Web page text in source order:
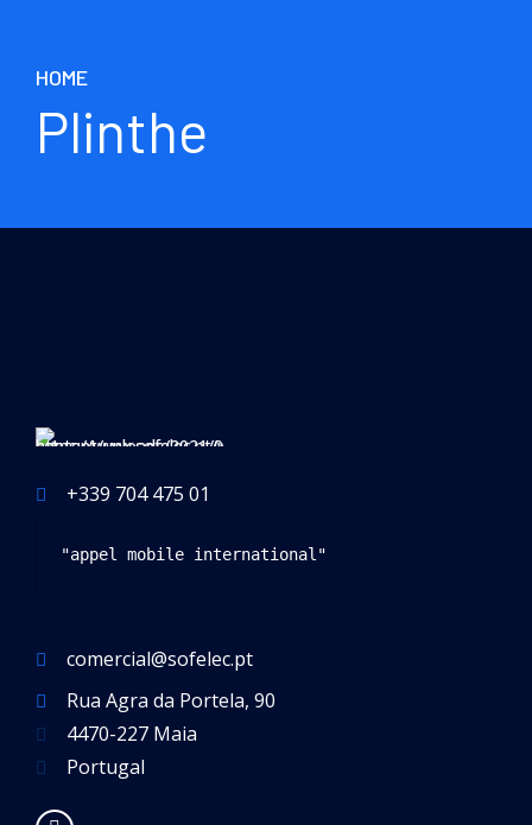
HOME
Plinthe
+339 704 475 01
"appel mobile international"
comercial@sofelec.pt
Rua Agra da Portela, 90
4470-227 Maia
Portugal